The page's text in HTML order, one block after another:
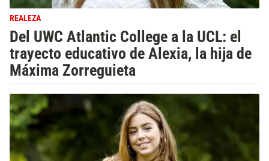
REALEZA
Del UWC Atlantic College a la UCL: el
trayecto educativo de Alexia, la hija de
Máxima Zorreguieta